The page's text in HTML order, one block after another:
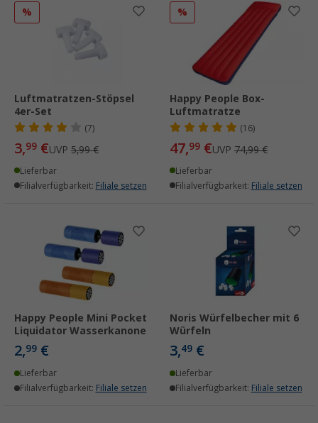
%
Luftmatratzen-Stöpsel
4er-Set
(7)
3,99 €UVP 5,99 €
Lieferbar
Filialverfügbarkeit: Filiale setzen
%
Happy People Box-
Luftmatratze
(16)
47,99 €UVP 74,99 €
Lieferbar
Filialverfügbarkeit: Filiale setzen
Happy People Mini Pocket
Liquidator Wasserkanone
2,99 €
Lieferbar
Filialverfügbarkeit: Filiale setzen
Noris Würfelbecher mit 6
Würfeln
3,49 €
Lieferbar
Filialverfügbarkeit: Filiale setzen